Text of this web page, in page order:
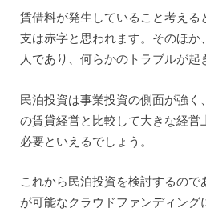
賃借料が発生していること考える
支は赤字と思われます。そのほか
人であり、何らかのトラブルが起
民泊投資は事業投資の側面が強く
の賃貸経営と比較して大きな経営
必要といえるでしょう。
これから民泊投資を検討するので
が可能なクラウドファンディング